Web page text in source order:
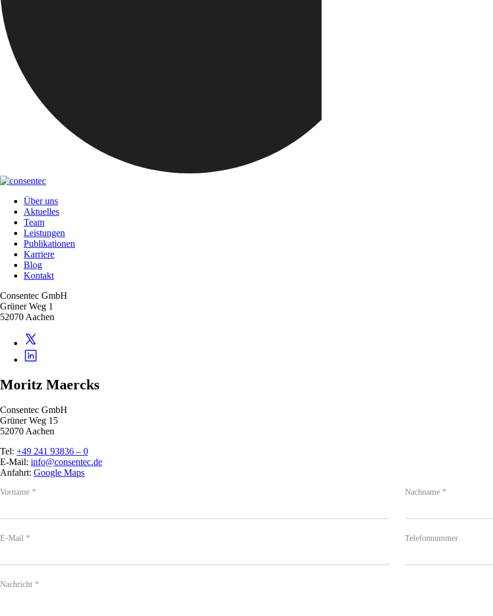
Über uns
Aktuelles
Team
Leistungen
Publikationen
Karriere
Blog
Kontakt
Consentec GmbH
Grüner Weg 1
52070 Aachen
Moritz Maercks
Consentec GmbH
Grüner Weg 15
52070 Aachen
Tel: +49 241 93836 – 0
E-Mail: info@consentec.de
Anfahrt: Google Maps
Team
Vorname * Nachname *
E-Mail * Telefonnummer
Nachricht *
Falls
lasse
leer.